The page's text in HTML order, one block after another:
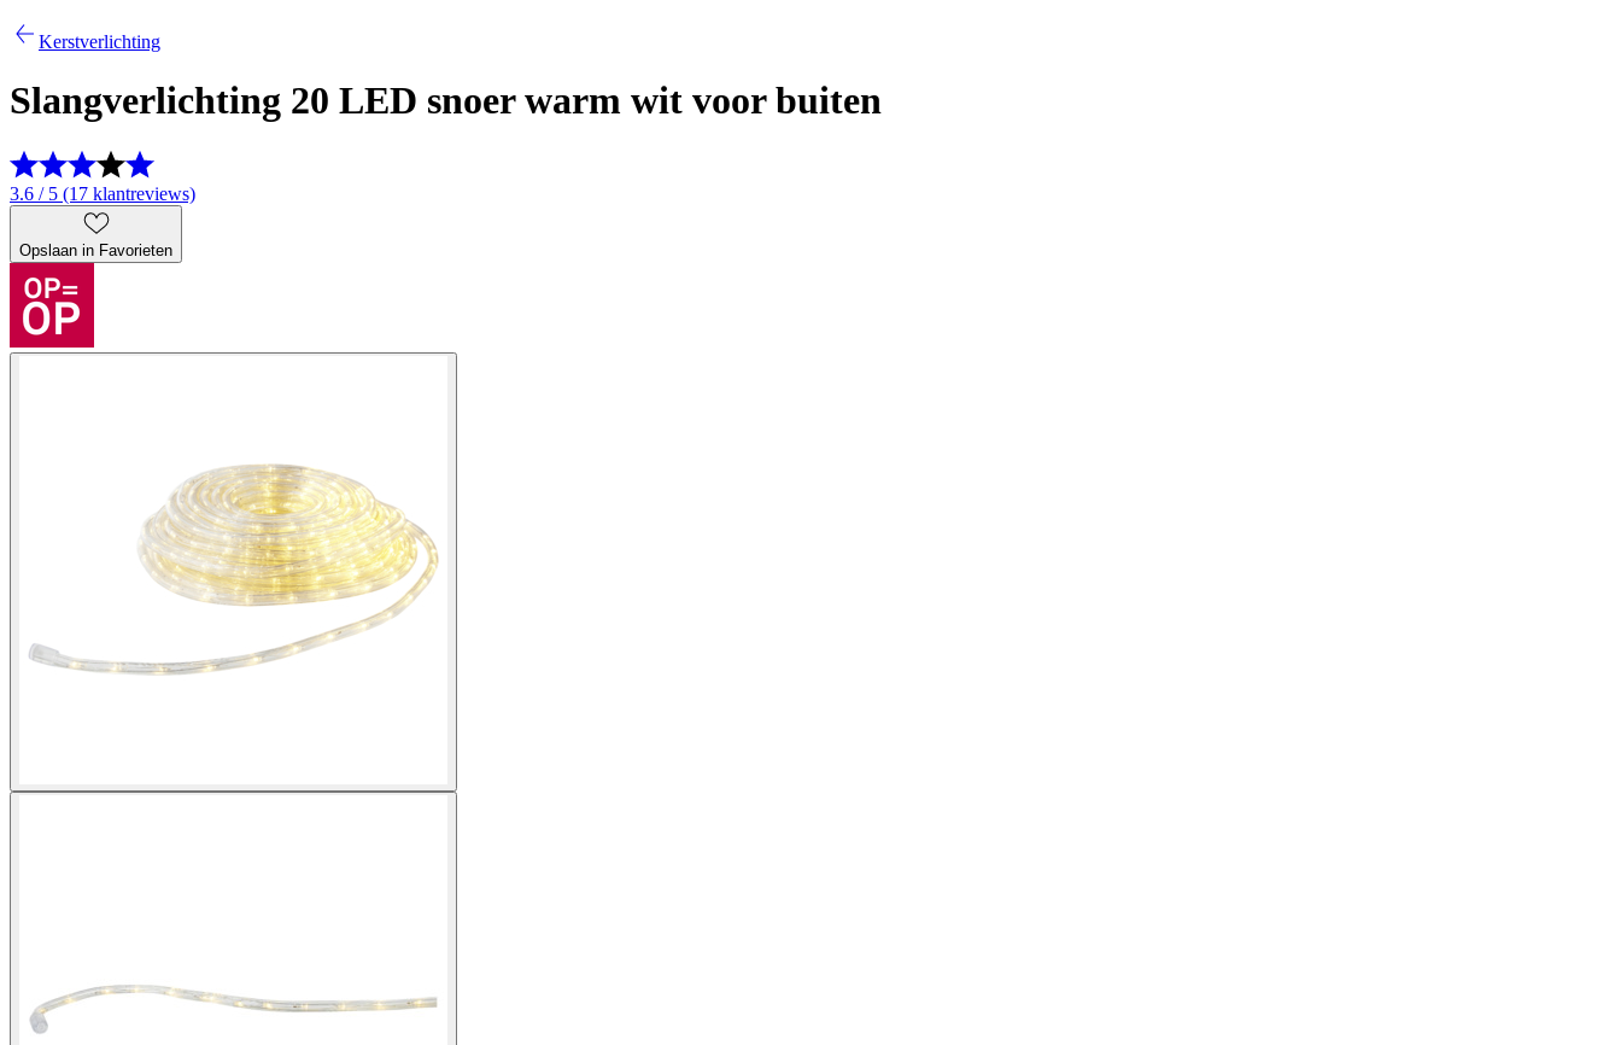
Kerstverlichting
Slangverlichting 20 LED snoer warm wit voor buiten
3.6 / 5 (17 klantreviews)
Opslaan in Favorieten